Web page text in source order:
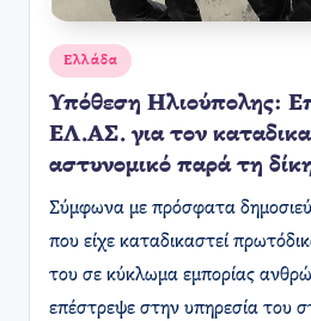
Αναρτήθηκε
σε
Ελλάδα
Υπόθεση Ηλιούπολης:
ΕΛ.ΑΣ. για τον
αστυνομικό παρά τη
Σύμφωνα με πρόσφατα
που είχε καταδικαστεί
του σε κύκλωμα εμπορίας
επέστρεψε στην υπηρεσία του